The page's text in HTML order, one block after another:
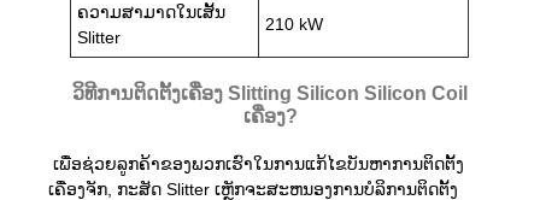
ຄວາມສາມາດໃນເສັ້ນ
Slitter
210 kW
ວິທີການຕິດຕັ້ງເຄື່ອງ Slitting Silicon Silicon Coil
ເຄື່ອງ?
ເພື່ອຊ່ວຍລູກຄ້າຂອງພວກເຮົາໃນການແກ້ໄຂບັນຫາການຕິດຕັ້ງ
ເຄື່ອງຈັກ, ກະສັດ Slitter ເຫຼັກຈະສະຫນອງການບໍລິການຕິດຕັ້ງ